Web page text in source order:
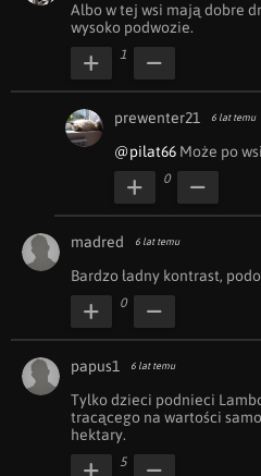
Albo w tej wsi mają dobre
wysoko podwozie.
1
prewenter21 6 lat temu
@pilat66 Może po
0
madred 6 lat temu
Bardzo ładny kontrast,
0
papus1 6 lat temu
Tylko dzieci podnieci
tracącego na wartości
hektary.
5